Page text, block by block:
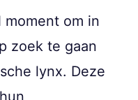
moment om in
zoek te gaan
lynx. Deze